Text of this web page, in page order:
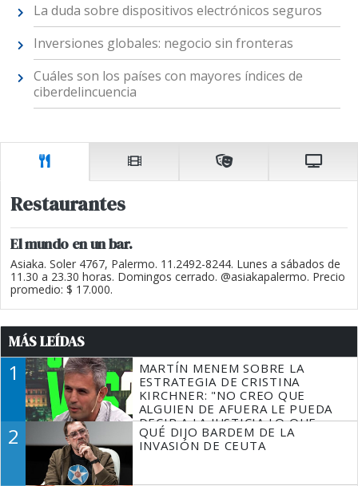
La duda sobre dispositivos electrónicos seguros
Inversiones globales: negocio sin fronteras
Cuáles son los países con mayores índices de
ciberdelincuencia
Restaurantes
El mundo en un bar.
Asiaka. Soler 4767, Palermo. 11.2492-8244. Lunes a sábados de
11.30 a 23.30 horas. Domingos cerrado. @asiakapalermo. Precio
promedio: $ 17.000.
MÁS LEÍDAS
1
MARTÍN MENEM SOBRE LA
ESTRATEGIA DE CRISTINA
KIRCHNER: "NO CREO QUE
ALGUIEN DE AFUERA LE PUEDA
DECIR A LA JUSTICIA LO QUE
TIENE QUE HACER"
2
QUÉ DIJO BARDEM DE LA
INVASIÓN DE CEUTA